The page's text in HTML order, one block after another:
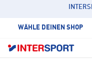
WÄHLE DEINEN SHOP